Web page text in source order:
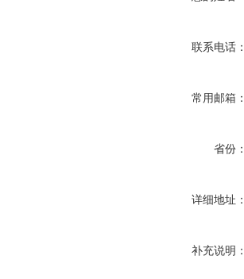
联系电话
常用邮箱
省份
详细地址
补充说明